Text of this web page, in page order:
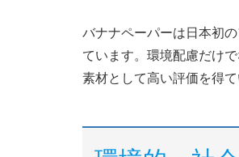
バナナペーパーは日本初
ています。環境配慮だけ
素材として高い評価を得て